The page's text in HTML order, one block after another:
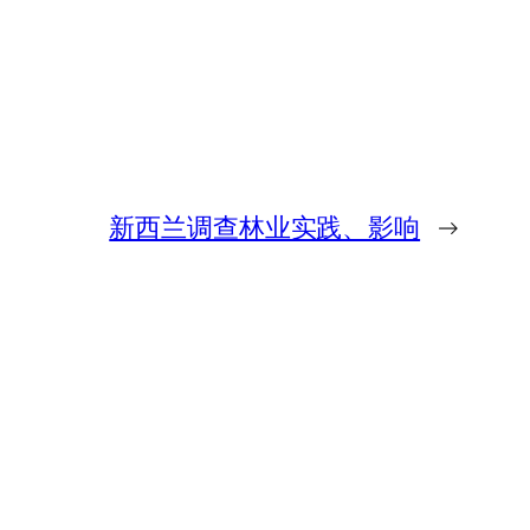
新西兰调查林业实践、影响 →